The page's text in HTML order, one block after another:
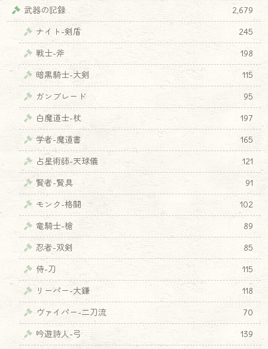
武器の記録
2,679
ナイト-剣盾
245
戦士-斧
198
暗黒騎士-大剣
115
ガンブレード
95
白魔道士-杖
197
学者-魔道書
165
占星術師-天球儀
121
賢者-賢具
91
モンク-格闘
102
竜騎士-槍
89
忍者-双剣
85
侍-刀
115
リーパー-大鎌
118
ヴァイパー-二刀流
70
吟遊詩人-弓
139